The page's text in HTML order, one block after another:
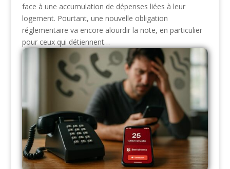
face à une accumulation de dépenses liées à leur
logement. Pourtant, une nouvelle obligation
réglementaire va encore alourdir la note, en particulier
pour ceux qui détiennent…